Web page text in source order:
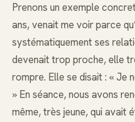
Prenons un exemple
ans, venait me voir parce
systématiquement ses
devenait trop proche, elle
rompre. Elle se disait : « Je
» En séance, nous avons
même, très jeune, qui avait